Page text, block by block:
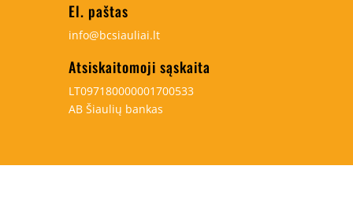
El. paštas
info@bcsiauliai.lt
Atsiskaitomoji sąskaita
LT097180000001700533
AB Šiaulių bankas